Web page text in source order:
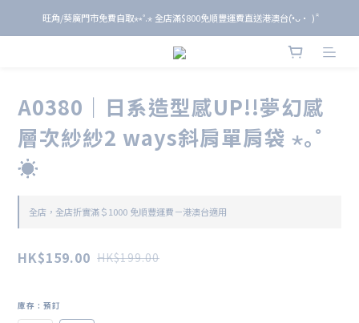
旺角/葵廣門市免費自取⋆⭒˚.⋆ 全店滿$800免順豐運費直送港澳台(•̀ᴗ• ) ̑̑
旺角/葵廣門市免費自取⋆⭒˚.⋆ 全店滿$800免順豐運費直送港澳台(•̀ᴗ• ) ̑̑
單 筆 消 費 滿 $ 6 0 0 即 送 全 年 9 折 會 員
A0380｜日系造型感UP!!夢幻感
層次紗紗2 ways斜肩單肩袋 ⋆｡˚
☀️
全店，全店折實滿＄1000 免順豐運費－港澳台適用
HK$159.00 HK$199.00
庫存 : 預訂